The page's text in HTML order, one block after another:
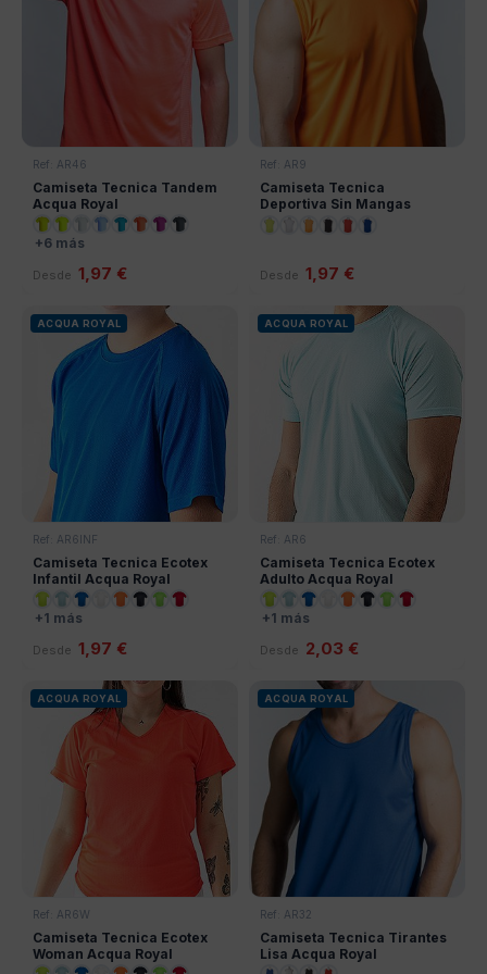
Ref: AR46
Camiseta Tecnica Tandem
Acqua Royal
+6 más
Desde 1,97 €
Ref: AR9
Camiseta Tecnica
Deportiva Sin Mangas
Acqua Royal
Desde 1,97 €
ACQUA ROYAL
Ref: AR6INF
Camiseta Tecnica Ecotex
Infantil Acqua Royal
+1 más
Desde 1,97 €
ACQUA ROYAL
Ref: AR6
Camiseta Tecnica Ecotex
Adulto Acqua Royal
+1 más
Desde 2,03 €
ACQUA ROYAL
Ref: AR6W
Camiseta Tecnica Ecotex
Woman Acqua Royal
ACQUA ROYAL
Ref: AR32
Camiseta Tecnica Tirantes
Lisa Acqua Royal